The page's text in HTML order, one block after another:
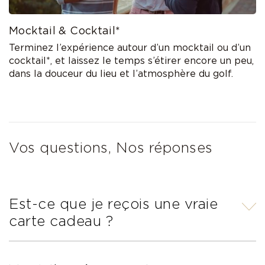
Mocktail & Cocktail*
Terminez l’expérience autour d’un mocktail ou d’un
cocktail*, et laissez le temps s’étirer encore un peu,
dans la douceur du lieu et l’atmosphère du golf.
Vos questions, Nos réponses
Est-ce que je reçois une vraie
carte cadeau ?